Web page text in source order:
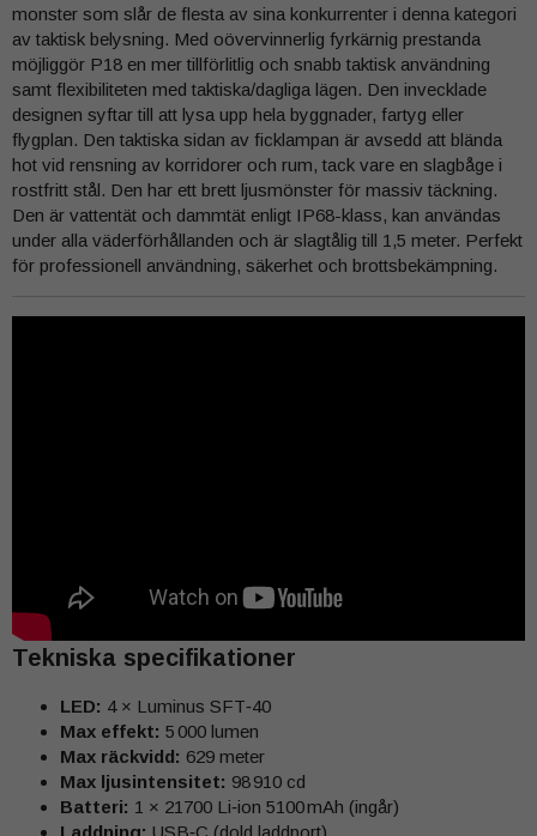
monster som slår de flesta av sina konkurrenter i denna kategori
av taktisk belysning. Med oövervinnerlig fyrkärnig prestanda
möjliggör P18 en mer tillförlitlig och snabb taktisk användning
samt flexibiliteten med taktiska/dagliga lägen. Den invecklade
designen syftar till att lysa upp hela byggnader, fartyg eller
flygplan. Den taktiska sidan av ficklampan är avsedd att blända
hot vid rensning av korridorer och rum, tack vare en slagbåge i
rostfritt stål. Den har ett brett ljusmönster för massiv täckning.
Den är vattentät och dammtät enligt IP68-klass, kan användas
under alla väderförhållanden och är slagtålig till 1,5 meter. Perfekt
för professionell användning, säkerhet och brottsbekämpning.
Tekniska specifikationer
LED: 4 × Luminus SFT‑40
Max effekt: 5 000 lumen
Max räckvidd: 629 meter
Max ljusintensitet: 98 910 cd
Batteri: 1 × 21700 Li‑ion 5100 mAh (ingår)
Laddning: USB‑C (dold laddport)